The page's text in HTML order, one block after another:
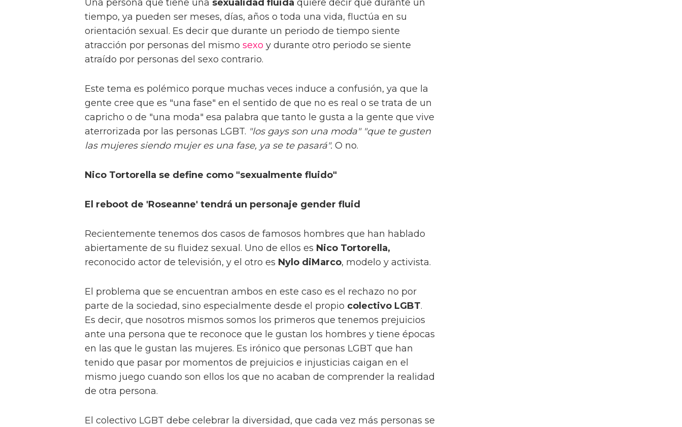
Una persona que tiene una sexualidad fluida quiere decir que durante un
tiempo, ya pueden ser meses, días, años o toda una vida, fluctúa en su
orientación sexual. Es decir que durante un periodo de tiempo siente
atracción por personas del mismo sexo y durante otro periodo se siente
atraído por personas del sexo contrario.
Este tema es polémico porque muchas veces induce a confusión, ya que la
gente cree que es "una fase" en el sentido de que no es real o se trata de un
capricho o de "una moda" esa palabra que tanto le gusta a la gente que vive
aterrorizada por las personas LGBT. "los gays son una moda" "que te gusten
las mujeres siendo mujer es una fase, ya se te pasará". O no.
Nico Tortorella se define como "sexualmente fluido"
El reboot de 'Roseanne' tendrá un personaje gender fluid
Recientemente tenemos dos casos de famosos hombres que han hablado
abiertamente de su fluidez sexual. Uno de ellos es Nico Tortorella,
reconocido actor de televisión, y el otro es Nylo diMarco, modelo y activista.
El problema que se encuentran ambos en este caso es el rechazo no por
parte de la sociedad, sino especialmente desde el propio colectivo LGBT.
Es decir, que nosotros mismos somos los primeros que tenemos prejuicios
ante una persona que te reconoce que le gustan los hombres y tiene épocas
en las que le gustan las mujeres. Es irónico que personas LGBT que han
tenido que pasar por momentos de prejuicios e injusticias caigan en el
mismo juego cuando son ellos los que no acaban de comprender la realidad
de otra persona.
El colectivo LGBT debe celebrar la diversidad, que cada vez más personas se